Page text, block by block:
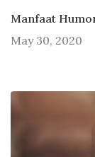
Manfaat
May 30, 2020